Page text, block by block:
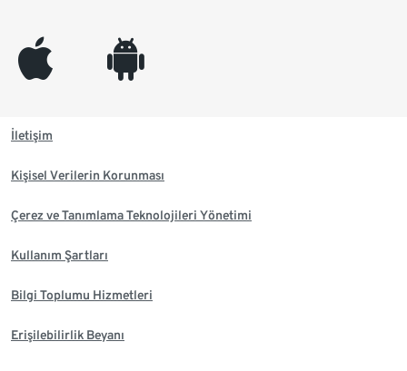
appleinc android
İletişim
Kişisel Verilerin Korunması
Çerez ve Tanımlama Teknolojileri Yönetimi
Kullanım Şartları
Bilgi Toplumu Hizmetleri
Erişilebilirlik Beyanı